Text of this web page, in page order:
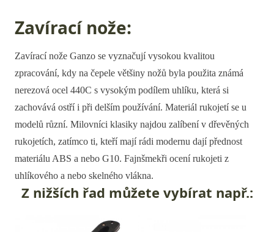
Zavírací nože:
Zavírací nože Ganzo se vyznačují vysokou kvalitou
zpracování, kdy na čepele většiny nožů byla použita známá
nerezová ocel 440C s vysokým podílem uhlíku, která si
zachovává ostří i při delším používání. Materiál rukojetí se u
modelů různí. Milovníci klasiky najdou zalíbení v dřevěných
rukojetích, zatímco ti, kteří mají rádi modernu dají přednost
materiálu ABS a nebo G10. Fajnšmekři ocení rukojeti z
uhlíkového a nebo skelného vlákna.
Z nižších řad můžete vybírat např.: